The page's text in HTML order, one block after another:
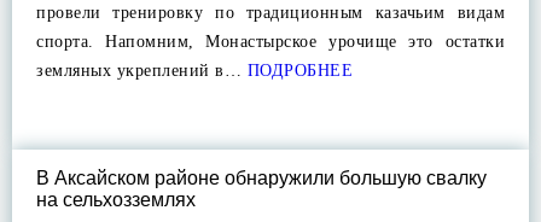
провели тренировку по традиционным казачьим видам
спорта. Напомним, Монастырское урочище это остатки
земляных укреплений в… ПОДРОБНЕЕ
В Аксайском районе обнаружили большую свалку
на сельхозземлях